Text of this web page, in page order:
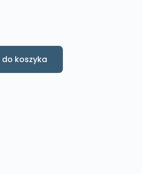
do koszyka